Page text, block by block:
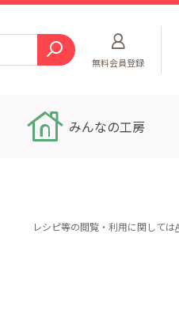
無料会員登録
みんなの工房
レシピ等の閲覧・利用に関しては